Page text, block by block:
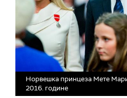
Норвешка принцеза Мете
2016. године